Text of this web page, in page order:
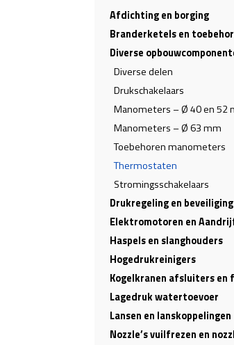
Afdichting en borging
Branderketels en
Diverse
Diverse delen
Drukschakelaars
Manometers – Ø 40 en 52
Manometers – Ø 63 mm
Toebehoren manometers
Thermostaten
Stromingsschakelaars
Drukregeling en beveiliging
Elektromotoren en
Haspels en slanghouders
Hogedrukreinigers
Kogelkranen afsluiters
Lagedruk watertoevoer
Lansen en lanskoppelingen
Nozzle’s vuilfrezen en